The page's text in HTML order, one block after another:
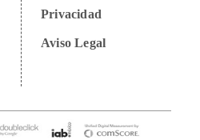
Privacidad
Aviso Legal